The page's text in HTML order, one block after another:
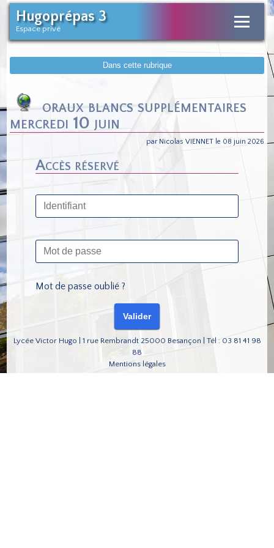
Hugoprépas 3
Espace privé
Dans cette rubrique
oraux blancs supplémentaires
mercredi 10 juin
par Nicolas VIENNET le 08 juin 2026
Accès réservé
Mot de passe oublié ?
Lycée Victor Hugo | 1 rue Rembrandt 25000 Besançon | Tél : 03 81 41 98
88
Mentions légales